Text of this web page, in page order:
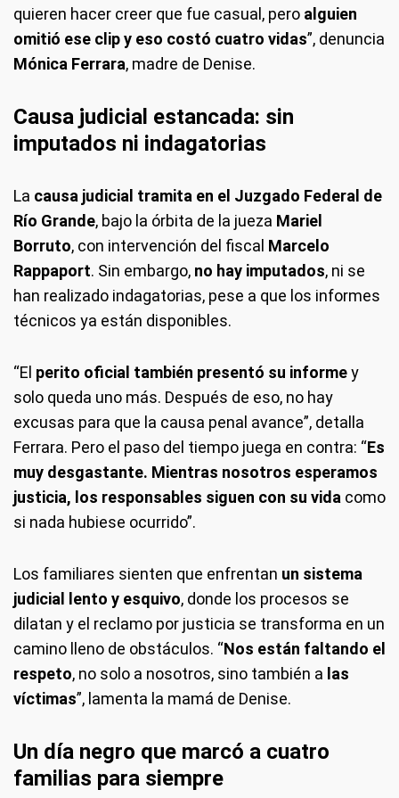
quieren hacer creer que fue casual, pero alguien
omitió ese clip y eso costó cuatro vidas”, denuncia
Mónica Ferrara, madre de Denise.
Causa judicial estancada: sin
imputados ni indagatorias
La causa judicial tramita en el Juzgado Federal de
Río Grande, bajo la órbita de la jueza Mariel
Borruto, con intervención del fiscal Marcelo
Rappaport. Sin embargo, no hay imputados, ni se
han realizado indagatorias, pese a que los informes
técnicos ya están disponibles.
“El perito oficial también presentó su informey
solo queda uno más. Después de eso, no hay
excusas para que la causa penal avance”, detalla
Ferrara. Pero el paso del tiempo juega en contra: “Es
muy desgastante. Mientras nosotros esperamos
justicia, los responsables siguen con su vida como
si nada hubiese ocurrido”.
Los familiares sienten que enfrentan un sistema
judicial lento y esquivo, donde los procesos se
dilatan y el reclamo por justicia se transforma en un
camino lleno de obstáculos. “Nos están faltando el
respeto, no solo a nosotros, sino también a las
víctimas”, lamenta la mamá de Denise.
Un día negro que marcó a cuatro
familias para siempre